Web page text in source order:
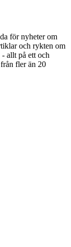
för nyheter om
och rykten om
allt på ett och
fler än 20